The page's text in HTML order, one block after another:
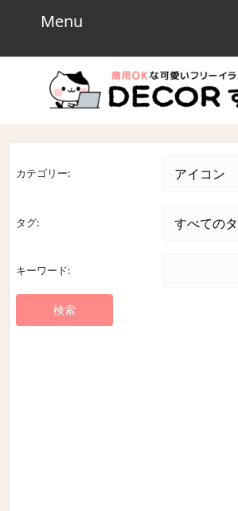
Menu
カテゴリー:
タグ:
キーワード: